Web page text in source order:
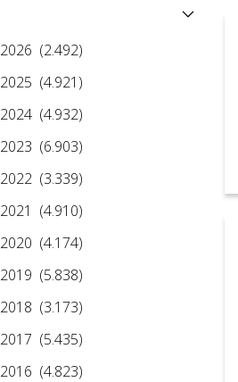
2026 (2.492)
2025 (4.921)
2024 (4.932)
2023 (6.903)
2022 (3.339)
2021 (4.910)
2020 (4.174)
2019 (5.838)
2018 (3.173)
2017 (5.435)
2016 (4.823)